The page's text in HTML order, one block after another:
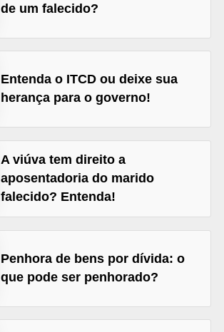
de um falecido?
Entenda o ITCD ou deixe sua
herança para o governo!
A viúva tem direito a
aposentadoria do marido
falecido? Entenda!
Penhora de bens por dívida: o
que pode ser penhorado?